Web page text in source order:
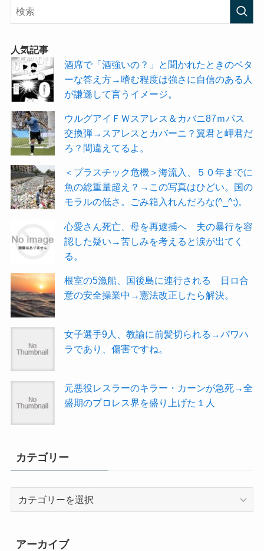
人気記事
酒席で「酒強いの？」と聞かれたときのベタ
ーな答え方→嗜む程度は強さに自信のある人
が謙遜して言うイメージ。
ウルグアイＦＷスアレス＆カバニ87ｍパス
交換弾→スアレスとカバーニ？翼君と岬君だ
ろ？間違えてるよ。
＜プラスチック危機＞海流入、５０年までに
魚の総重量超え？→この写真はひどい。国の
モラルの低さ。ごみ箱入れんだろな(^_^;)。
心愛さん死亡、母を再逮捕へ 夫の暴行を容
認した疑い→苦しみを考えると涙が出てく
る。
根室の5漁船、国後島に連行される 日ロ合
意の安全操業中→憲法改正したら解決。
女子選手9人、教諭に前髪切られる→パワハ
ラであり、傷害ですね。
元悪役レスラーのキラー・カーンが急死→全
盛期のプロレス界を盛り上げた１人
カテゴリー
リ
アーカイブ